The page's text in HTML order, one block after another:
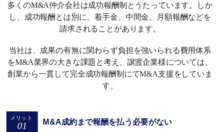
多くのM&A仲介会社は成功報酬制とうたっています。しか
し、成功報酬とは別に、着手金、中間金、月額報酬などを
請求されることがあります。
当社は、成果の有無に関わらず負担を強いられる費用体系
をM&A業界の大きな課題と考え、譲渡企業様については、
創業から一貫して完全成功報酬制にてM&A支援をしていま
す。
M&A成約まで報酬を払う必要がない